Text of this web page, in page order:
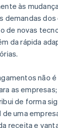
às
demandas dos
de novas
da rápida
não é
as empresas;
de forma
uma
receita e